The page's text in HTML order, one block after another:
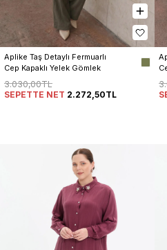
Aplike Taş Detaylı Fermuarlı
Cep Kapaklı Yelek Gömlek
3.030,00TL
SEPETTE NET 2.272,50TL